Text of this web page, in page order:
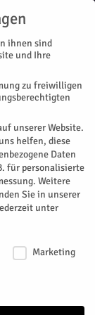
Der um
Sohn
von nicht
Jülich
ihnen sind
und Ihre
zu freiwilligen
unserer Website.
helfen, diese
Daten
für personalisierte
Weitere
Sie in unserer
unter
Marketing